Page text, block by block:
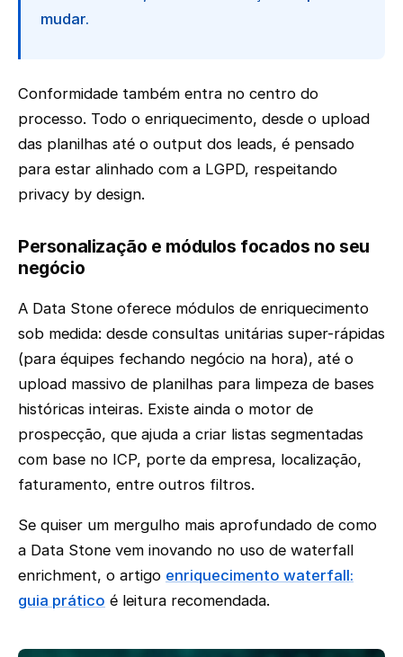
mudar.
Conformidade também entra no centro do
processo. Todo o enriquecimento, desde o upload
das planilhas até o output dos leads, é pensado
para estar alinhado com a LGPD, respeitando
privacy by design.
Personalização e módulos focados no seu
negócio
A Data Stone oferece módulos de enriquecimento
sob medida: desde consultas unitárias super-rápidas
(para équipes fechando negócio na hora), até o
upload massivo de planilhas para limpeza de bases
históricas inteiras. Existe ainda o motor de
prospecção, que ajuda a criar listas segmentadas
com base no ICP, porte da empresa, localização,
faturamento, entre outros filtros.
Se quiser um mergulho mais aprofundado de como
a Data Stone vem inovando no uso de waterfall
enrichment, o artigo enriquecimento waterfall:
guia prático é leitura recomendada.